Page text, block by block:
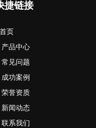
捷链接
首页
产品中心
常见问题
成功案例
荣誉资质
新闻动态
联系我们